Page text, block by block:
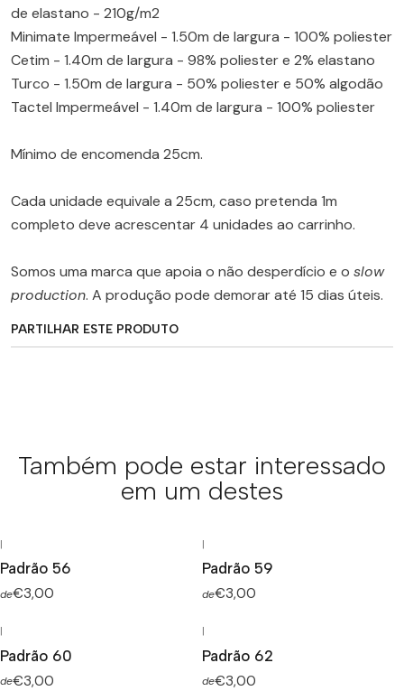
de elastano - 210g/m2
Minimate Impermeável - 1.50m de largura - 100% poliester
Cetim - 1.40m de largura - 98% poliester e 2% elastano
Turco - 1.50m de largura - 50% poliester e 50% algodão
Tactel Impermeável - 1.40m de largura - 100% poliester
Mínimo de encomenda 25cm.
Cada unidade equivale a 25cm, caso pretenda 1m
completo deve acrescentar 4 unidades ao carrinho.
Somos uma marca que apoia o não desperdício e o slow
production. A produção pode demorar até 15 dias úteis.
PARTILHAR ESTE PRODUTO
Também pode estar interessado
em um destes
|
Padrão 56
de€3,00
|
Padrão 59
de€3,00
|
Padrão 60
de€3,00
|
Padrão 62
de€3,00